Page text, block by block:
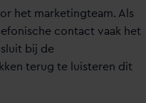
het marketingteam. Als
contact vaak het
bij de
terug te luisteren dit